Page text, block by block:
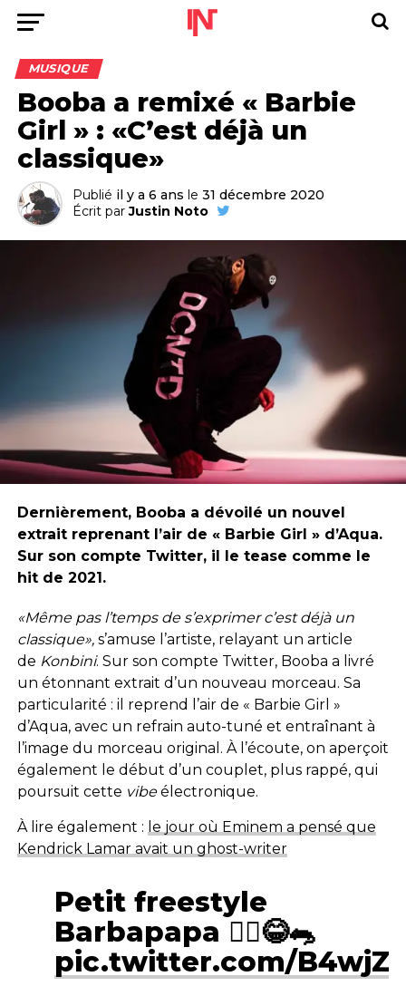
MUSIQUE
Booba a remixé « Barbie
Girl » : «C’est déjà un
classique»
Publié il y a 6 ans le 31 décembre 2020
Écrit par Justin Noto
Dernièrement, Booba a dévoilé un nouvel
extrait reprenant l’air de « Barbie Girl » d’Aqua.
Sur son compte Twitter, il le tease comme le
hit de 2021.
«Même pas l’temps de s’exprimer c’est déjà un
classique», s’amuse l’artiste, relayant un article
de Konbini. Sur son compte Twitter, Booba a livré
un étonnant extrait d’un nouveau morceau. Sa
particularité : il reprend l’air de « Barbie Girl »
d’Aqua, avec un refrain auto-tuné et entraînant à
l’image du morceau original. À l’écoute, on aperçoit
également le début d’un couplet, plus rappé, qui
poursuit cette vibeélectronique.
À lire également : le jour où Eminem a pensé que
Kendrick Lamar avait un ghost-writer
Petit freestyle
Barbapapa 🏴‍☠️😂🐀
pic.twitter.com/